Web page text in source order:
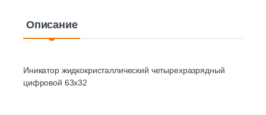
Описание
Иникатор жидкокристаллический четырехразрядный
цифровой 63х32